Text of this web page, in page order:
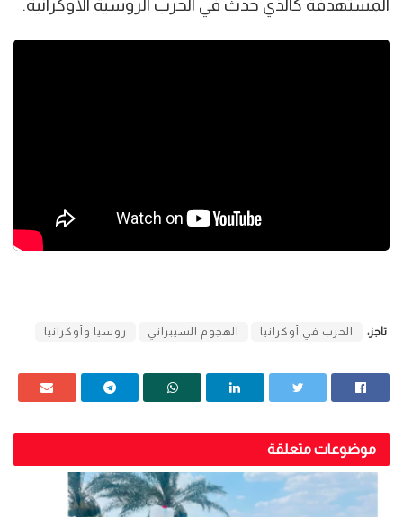
المستهدفة كالذي حدث في الحرب الروسية الأوكرانية.
تاجز: الحرب في أوكرانيا الهجوم السيبراني روسيا وأوكرانيا
موضوعات متعلقة